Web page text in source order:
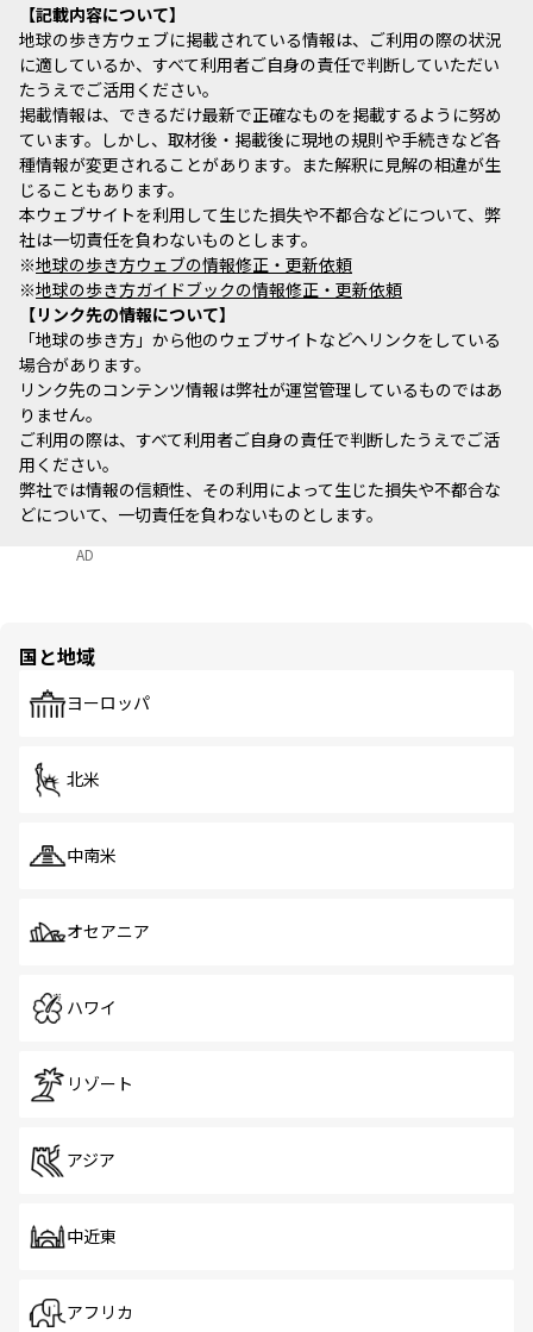
記載内容について
地球の歩き方ウェブに掲載されている情報は、ご利用の際の状況
に適しているか、すべて利用者ご自身の責任で判断していただい
たうえでご活用ください。
掲載情報は、できるだけ最新で正確なものを掲載するように努め
ています。しかし、取材後・掲載後に現地の規則や手続きなど各
種情報が変更されることがあります。また解釈に見解の相違が生
じることもあります。
本ウェブサイトを利用して生じた損失や不都合などについて、弊
社は一切責任を負わないものとします。
※地球の歩き方ウェブの情報修正・更新依頼
※地球の歩き方ガイドブックの情報修正・更新依頼
リンク先の情報について
「地球の歩き方」から他のウェブサイトなどへリンクをしている
場合があります。
リンク先のコンテンツ情報は弊社が運営管理しているものではあ
りません。
ご利用の際は、すべて利用者ご自身の責任で判断したうえでご活
用ください。
弊社では情報の信頼性、その利用によって生じた損失や不都合な
どについて、一切責任を負わないものとします。
AD
国と地域
ヨーロッパ
北米
中南米
オセアニア
ハワイ
リゾート
アジア
中近東
アフリカ